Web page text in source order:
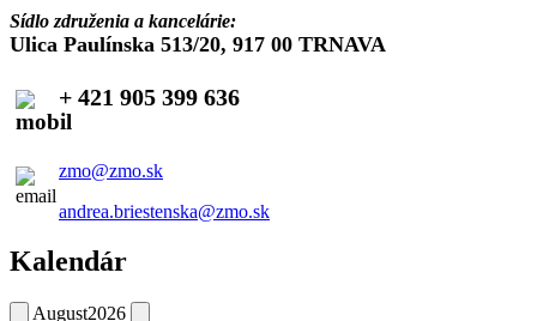
Sídlo združenia a kancelárie:
Ulica Paulínska 513/20, 917 00 TRNAVA
+ 421 905 399 636
zmo@zmo.sk
andrea.briestenska@zmo.sk
Kalendár
August2026